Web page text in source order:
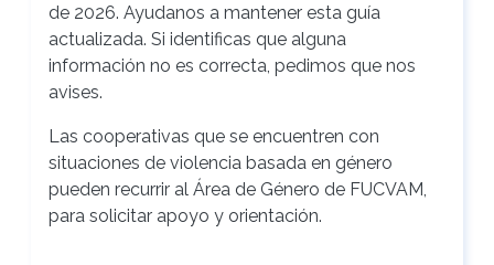
de 2026. Ayudanos a mantener esta guía
actualizada. Si identificas que alguna
información no es correcta, pedimos que nos
avises.
Las cooperativas que se encuentren con
situaciones de violencia basada en género
pueden recurrir al Área de Género de FUCVAM,
para solicitar apoyo y orientación.